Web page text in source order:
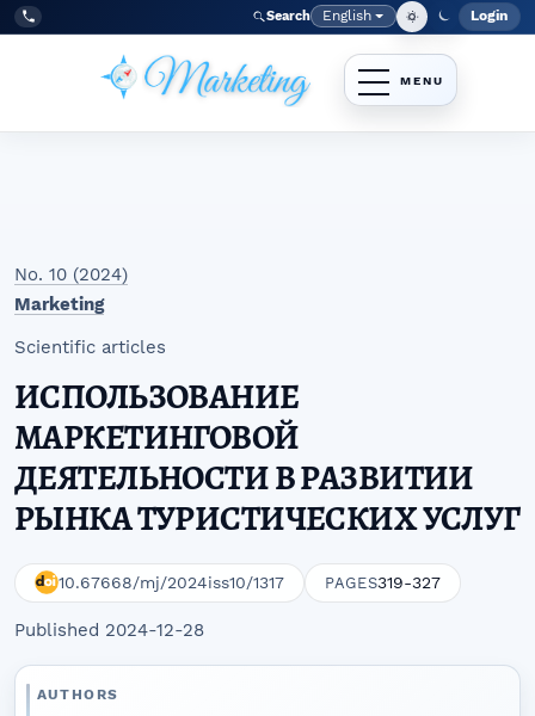
Skip to main navigation menu
Skip to main content
Skip to site footer
Tel:
+998977838464 Search Language
English Login
No. 10 (2024)
Marketing
Scientific articles
ИСПОЛЬЗОВАНИЕ
МАРКЕТИНГОВОЙ
ДЕЯТЕЛЬНОСТИ В РАЗВИТИИ
РЫНКА ТУРИСТИЧЕСКИХ УСЛУГ
10.67668/mj/2024iss10/1317 PAGES319-327
Published 2024-12-28
AUTHORS